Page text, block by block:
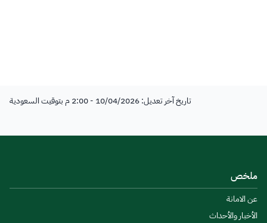
تاريخ آخر تعديل: 10/04/2026 - 2:00 م بتوقيت السعودية
ملخص
عن الامانة
الأخبار والأحداث